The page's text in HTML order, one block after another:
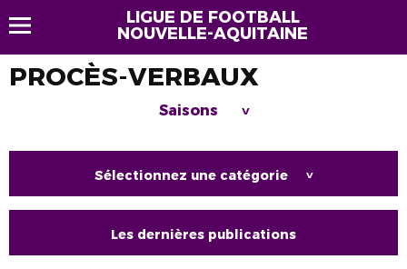
LIGUE DE FOOTBALL
NOUVELLE-AQUITAINE
PROCÈS-VERBAUX
Saisons >
Sélectionnez une catégorie >
Les dernières publications